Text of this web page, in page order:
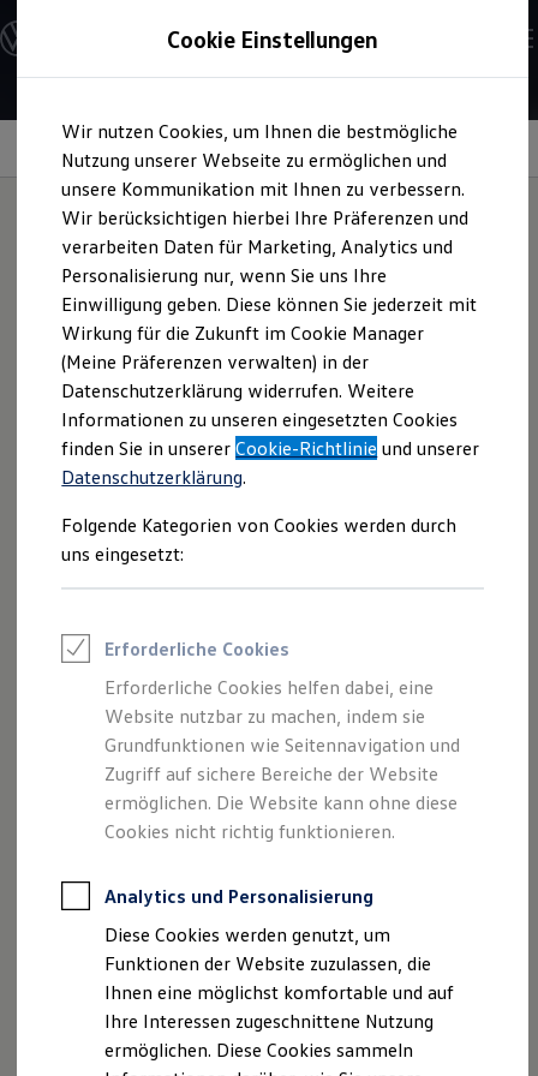
Hauptinhalt
springen
Footer
springen
Modelle & Konfigurator
Nutzfahrzeugkategorien entdecken
Modelle konfigurieren
Vorgängermodelle und Oldtimer
Vorgängermodelle
Oldtimer
Bulli Historie
Branchenlösungen & Gewerbekunden
Umbaulösungen und Hersteller finden
Auf- und Umbauten entdecken & konfigurieren
Groß- und Sonderkunden
Großkunden
Kommunen & Behörden
Journalisten
Sportvereine
Branchenlösungen
Bau & Handwerk
Gewerbliche Personenbeförderung
Service & mobile Werkstätten
Kurier, Logistik & Handel
Feuerwehr
Rettungsdienste
ONE Business ID Vorteile
Fahrzeugsuche & Marktplatz
Digitaler Marktplatz
Kauf & Finanzierung
Online-Fahrzeugbewertung
Aktionen & Angebote
E-Auto-Förderung
Für Privatkunden
Für Gewerbekunden
Profi Paket
TopDeal
Zertifizierte Gebrauchtwagen
Für Privatkunden
Für Gewerbekunden
Leasing
Für Privatkunden
Für Gewerbekunden
Versicherungen & Garantien
Garantien
Radio
Hierspielt die Musik
Eine lange berufliche Tour, die Fahrt in den Urlaub oder der
Weg zum Training Ihrer Kinder – gute Unterhaltung sorgt
hierbei auch für gute Laune. Die Radio- und
Navigationssysteme im Caddybieten für nahezu jede
Situation das passende Programm.
Lizenzhinweise Dritter
Angaben zum Digital Service Act (DSA)
Produktsicherheitsinformationen
Rückrufe
Vorschriften
Händlersuche
Newsletter
VERTRAG WIDERRUFEN
Disclaimer von Volkswagen AG
Die in dieser Darstellung gezeigten Fahrzeuge und
Ausstattungen können in einzelnen Details vom aktuellen
deutschen Lieferprogramm abweichen. Abgebildet sind
teilweise Sonderausstattungen der Fahrzeuge gegen
Mehrpreis.
Bitte beachten Sie auch unseren Konfigurator für eine
Übersicht der aktuell verfügbaren Modelle und Ausstattungen.
Cookie Einstellungen
Wir nutzen Cookies, um Ihnen die bestmögliche
Nutzung unserer Webseite zu ermöglichen und
unsere Kommunikation mit Ihnen zu verbessern.
Wir berücksichtigen hierbei Ihre Präferenzen und
verarbeiten Daten für Marketing, Analytics und
Personalisierung nur, wenn Sie uns Ihre
Einwilligung geben. Diese können Sie jederzeit mit
Wirkung für die Zukunft im Cookie Manager
(Meine Präferenzen verwalten) in der
Datenschutzerklärung widerrufen. Weitere
Informationen zu unseren eingesetzten Cookies
finden Sie in unsererCookie-Richtlinie und unserer
Datenschutzerklärung.
Folgende Kategorien von Cookies werden durch
uns eingesetzt:
Erforderliche Cookies
Erforderliche Cookies helfen dabei, eine
Website nutzbar zu machen, indem sie
Grundfunktionen wie Seitennavigation und
Zugriff auf sichere Bereiche der Website
ermöglichen. Die Website kann ohne diese
Cookies nicht richtig funktionieren.
Analytics und Personalisierung
Diese Cookies werden genutzt, um
Funktionen der Website zuzulassen, die
Ihnen eine möglichst komfortable und auf
Ihre Interessen zugeschnittene Nutzung
ermöglichen. Diese Cookies sammeln